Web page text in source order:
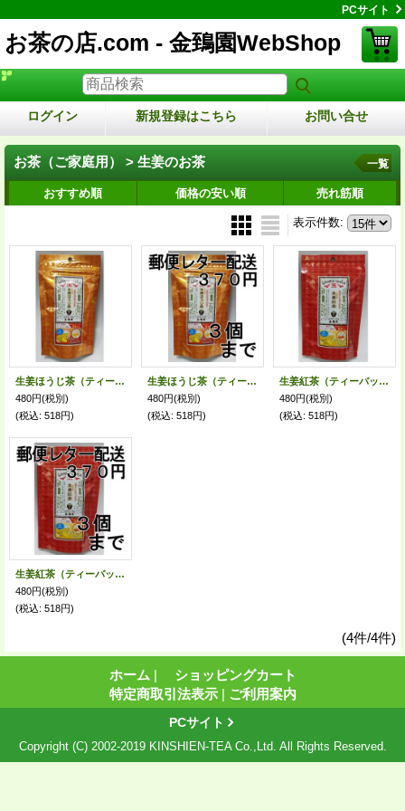
PCサイト
お茶の店.com - 金鵄園WebShop
ログイン 新規登録はこちら お問い合せ
お茶（ご家庭用） > 生姜のお茶 一覧
おすすめ順 価格の安い順 売れ筋順
表示件数:
生姜ほうじ茶（ティーバッグ）
480円(税別)
(税込: 518円)
生姜ほうじ茶（ティーバッグ）（送料を抑えた郵便レター配送・3本まで）3M
480円(税別)
(税込: 518円)
生姜紅茶（ティーバッグ）
480円(税別)
(税込: 518円)
生姜紅茶（ティーバッグ）（送料を抑えた郵便レター配送・3本まで）3M
480円(税別)
(税込: 518円)
(4件/4件)
ホーム |
ショッピングカート
特定商取引法表示 | ご利用案内
PCサイト
Copyright (C) 2002-2019 KINSHIEN-TEA Co.,Ltd. All Rights Reserved.